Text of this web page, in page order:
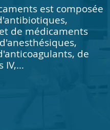
est composée
de médicaments
de
IV,…